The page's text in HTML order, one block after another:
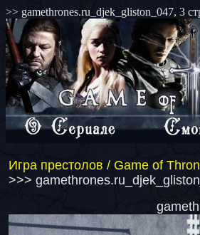
>> gamethrones.ru_djek_gliston_047, 3
Игра престолов / Game of
>>>